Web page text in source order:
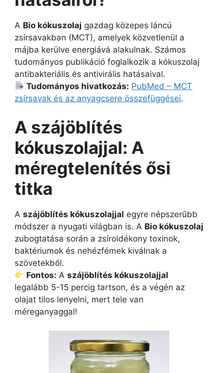
A Bio kókuszolaj gazdag közepes láncú
zsírsavakban (MCT), amelyek közvetlenül a
májba kerülve energiává alakulnak. Számos
tudományos publikáció foglalkozik a kókuszolaj
antibakteriális és antivirális hatásaival.
Tudományos hivatkozás: PubMed – MCT
zsírsavak és az anyagcsere összefüggései.
A szájöblítés
kókuszolajjal: A
méregtelenítés ősi
titka
A szájöblítés kókuszolajjal egyre népszerűbb
módszer a nyugati világban is. A Bio kókuszolaj
zubogtatása során a zsíroldékony toxinok,
baktériumok és nehézfémek kiválnak a
szövetekből.
Fontos: Aszájöblítés kókuszolajjal
legalább 5-15 percig tartson, és a végén az
olajat tilos lenyelni, mert tele van
méreganyaggal!